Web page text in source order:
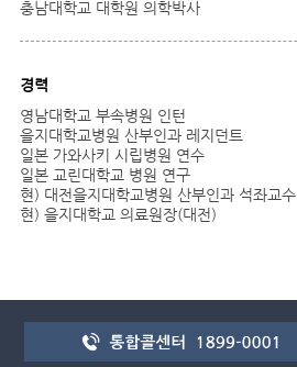
충남대학교 대학원 의학박사
경력
영남대학교 부속병원 인턴
을지대학교병원 산부인과 레지던트
일본 가와사키 시립병원 연수
일본 교린대학교 병원 연구
현) 대전을지대학교병원 산부인과 석좌교수
현) 을지대학교 의료원장(대전)